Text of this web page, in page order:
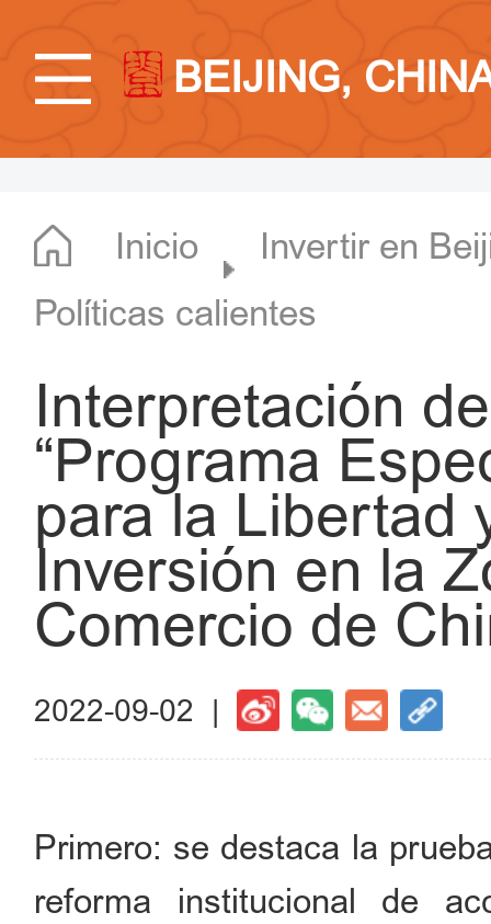
BEIJING,
Inicio
Invertir en
Políticas calientes
Interpretación
“Programa
para la Libertad
Inversión en la
Comercio de
2022-09-02 |
Primero: se destaca la
reforma institucional de